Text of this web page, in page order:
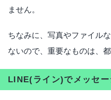
ません。
ちなみに、写真やファイル
ないので、重要なものは、
LINE(ライン)でメッセ